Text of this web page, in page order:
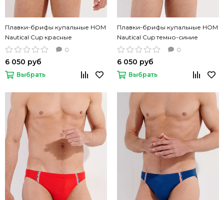
Плавки-брифы купальные HOM
Nautical Cup красные
0
6 050 руб
Выбрать
Плавки-брифы купальные HOM
Nautical Cup темно-синие
0
6 050 руб
Выбрать